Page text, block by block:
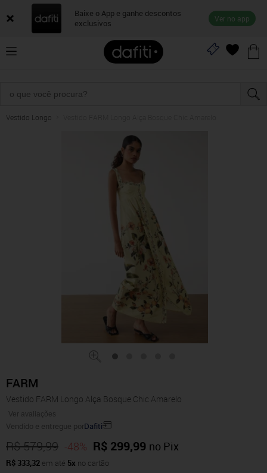
Baixe o App e ganhe descontos
exclusivos
Ver no app
Vestido Longo
FARM
Vestido FARM Longo Alça Bosque Chic Amarelo
Ver avaliações
Vendido e entregue porDafiti
R$ 579,99 -48% R$ 299,99 no Pix
R$ 333,32 em até 5x no cartão